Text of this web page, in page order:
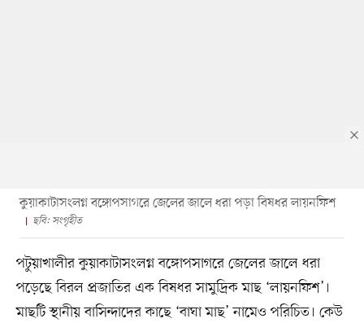
কুয়াকাটাসংলগ্ন বঙ্গোপসাগরে জেলের জালে ধরা পড়া বিষধর লায়নফিশ
ছবি: সংগৃহীত
পটুয়াখালীর কুয়াকাটাসংলগ্ন বঙ্গোপসাগরে জেলের জালে ধরা
পড়েছে বিরল প্রজাতির এক বিষধর সামুদ্রিক মাছ ‘লায়নফিশ’।
মাছটি স্থানীয় বাসিন্দাদের কাছে ‘বাঘা মাছ’ নামেও পরিচিত। কেউ